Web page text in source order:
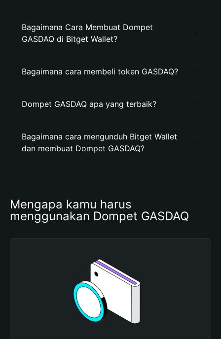
Bagaimana Cara Membuat Dompet
GASDAQ di Bitget Wallet?
Bagaimana cara membeli token GASDAQ?
Dompet GASDAQ apa yang terbaik?
Bagaimana cara mengunduh Bitget Wallet
dan membuat Dompet GASDAQ?
Mengapa kamu harus
menggunakan Dompet GASDAQ